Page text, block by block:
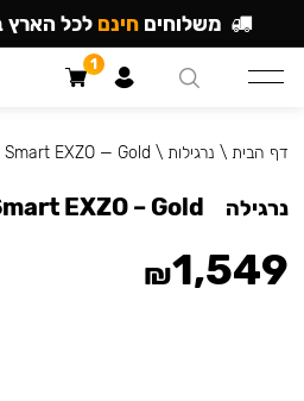
דף הבית \ נרגילות \
EXZO — Gold
נרגילה EXZO – Gold
₪1,549
משלוחים חינם לכל הארץ
1